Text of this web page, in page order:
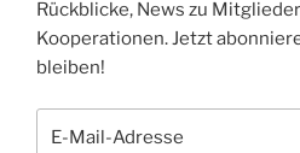
Rückblicke, News zu
Kooperationen. Jetzt
bleiben!